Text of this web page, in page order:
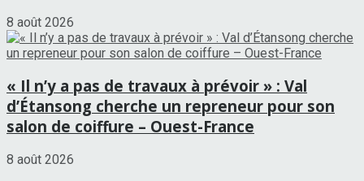
8 août 2026
« Il n’y a pas de travaux à prévoir » : Val
d’Étansong cherche un repreneur pour son
salon de coiffure – Ouest-France
8 août 2026